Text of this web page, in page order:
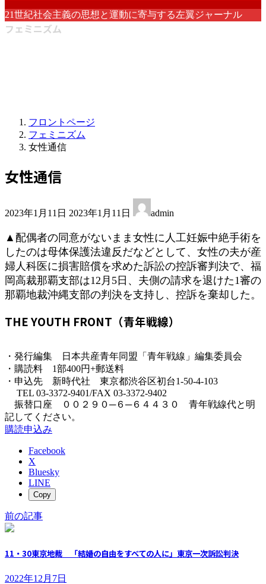
21世紀社会主義の思想と運動に寄与する左翼ジャーナル
フェミニズム
フロントページ
フェミニズム
女性通信
女性通信
2023年1月11日 終
新
日
時
:
2023年1月11日 admin
▲配偶者の同意がないまま女性に人工妊娠中絶手術を
したのは母体保護法違反だなどとして、女性の夫が産
婦人科医に損害賠償を求めた訴訟の控訴審判決で、福
岡高裁那覇支部は12月5日、夫側の請求を退けた1審の
那覇地裁沖縄支部の判決を支持し、控訴を棄却した。
THE YOUTH FRONT（青年戦線）
・発行編集 日本共産青年同盟「青年戦線」編集委員会
・購読料 1部400円+郵送料
・申込先 新時代社 東京都渋谷区初台1-50-4-103
TEL 03-3372-9401/FAX 03-3372-9402
振替口座 ００２９０─６─６４４３０ 青年戦線代と明
記してください。
購読申込み
Facebook
X
Bluesky
LINE
Copy
前の記事
11・30東京地裁 「結婚の自由をすべての人に」東京一次訴訟判決
2022年12月7日